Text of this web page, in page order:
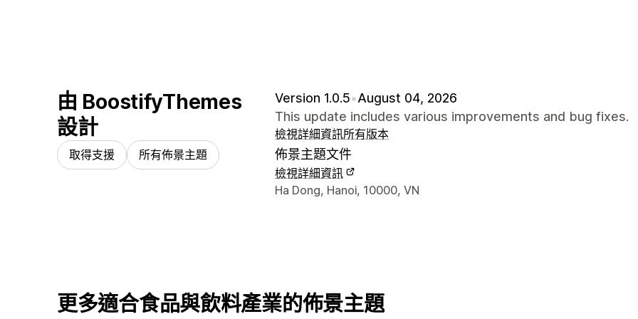
由 BoostifyThemes
設計
取得支援 所有佈景主題
Version 1.0.5•August 04, 2026
This update includes various improvements and bug fixes.
檢視詳細資訊所有版本
佈景主題文件
檢視詳細資訊
設計者聯絡詳細資訊
Ha Dong, Hanoi, 10000, VN
更多適合食品與飲料產業的佈景主題